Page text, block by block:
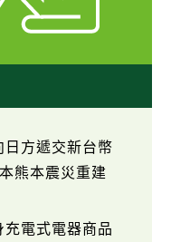
日方遞交新台幣
熊本震災重建
電式電器商品